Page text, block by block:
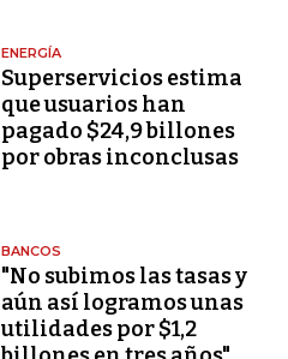
ENERGÍA
Superservicios estima
que usuarios han
pagado $24,9 billones
por obras inconclusas
BANCOS
"No subimos las tasas y
aún así logramos unas
utilidades por $1,2